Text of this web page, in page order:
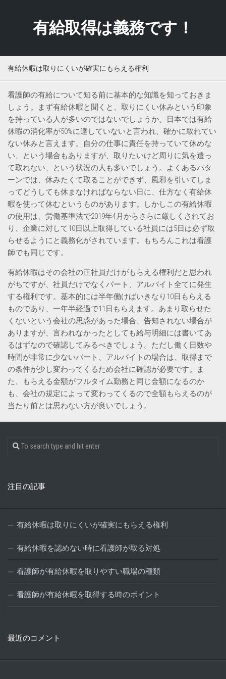
有給取得は義務です！
有給休暇は取りにくいが確実にもらえる権利
看護師の有給について知る前に基本的な知識を知っておきま
しょう。まず有給休暇と聞くと、取りにくい休みという印象
を持っている人が多いのではないでしょうか。日本では有給
休暇の消化率が50%に達していないと言われ、確かに取れてい
ない休みと言えます。自分の仕事に責任を持っていて休めな
い、という場合もありますが、取りたいけど周りに気を遣っ
て取れない、という状況の人も多いでしょう。よくあるパタ
ーンでは、休みたくて取ることができず、風邪を引いてしま
ってどうしても休まなければならない日に、仕方なく有給休
暇を使って休むというものがあります。しかしこの有給休暇
の使用は、労働基準法で2019年4月からさらに厳しくされてお
り、企業に対して10日以上取得している社員には5日は必ず取
らせるようにと義務化がされています。もちろんこれは看護
師でも同じです。
有給休暇はその会社の正社員だけがもらえる権利だと思われ
がちですが、社員だけでなくパート、アルバイト全てに発生
する権利です。基本的には半年働けばいきなり10日もらえる
ものであり、一年半経過で11日もらえます。あまり取らせた
くないという会社の思惑があった場合、告知されない場合が
ありますが、言われなかったとしても給与明細には書いてあ
るはずなので確認してみるべきでしょう。ただし働く日数や
時間が非常に少ないパート、アルバイトの場合は、取得まで
の条件が少し変わってくるため会社に確認が必要です。ま
た、もらえる金額がフルタイム勤務と同じ金額になるのか
も、会社の規定によって変わってくるので全額もらえるのが
当たり前とは思わない方が良いでしょう。
注目の記事
有給休暇は取りにくいが確実にもらえる権利
有給休暇を認めない時に看護師が取る対処
看護師が有給休暇を取りやすい職場の種類
看護師が有給休暇を取得する時のポイント
最近のコメント